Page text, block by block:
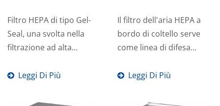
Filtro HEPA di tipo Gel-
Seal, una svolta nella
filtrazione ad alta
particelle...
Leggi Di Più
Il filtro dell'aria HEPA a
bordo di coltello serve
come linea di difesa
precisione...
Leggi Di Più